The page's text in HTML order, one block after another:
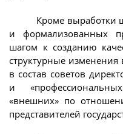
Кроме выработки
и формализованных
шагом к созданию
структурные
в состав советов
и
«внешних» по
представителей